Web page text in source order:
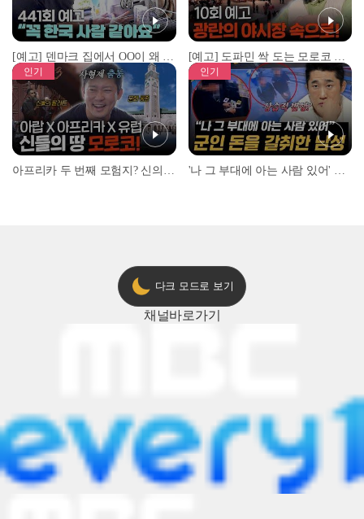
[예고] 덴마크 집에서 OO이 왜 나와...? 이상할 정도로 한국을 사랑하는 우리 형을 제보합니다! [예고] 도파민 싹 도는 모로코 야시장 투어!
인기 인기
다크 모드로 보기
채널바로가기